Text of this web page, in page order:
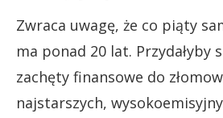
Zwraca uwagę, że co piąty
ma ponad 20 lat. Przydałyby
zachęty finansowe do
najstarszych,